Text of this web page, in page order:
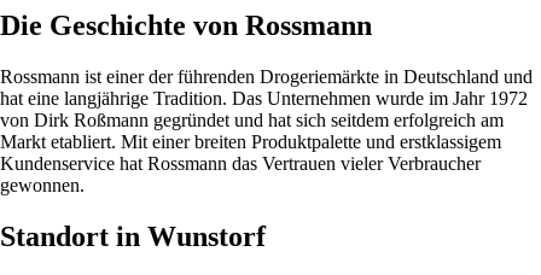
Die Geschichte von Rossmann
Rossmann ist einer der führenden Drogeriemärkte in Deutschland und
hat eine langjährige Tradition. Das Unternehmen wurde im Jahr 1972
von Dirk Roßmann gegründet und hat sich seitdem erfolgreich am
Markt etabliert. Mit einer breiten Produktpalette und erstklassigem
Kundenservice hat Rossmann das Vertrauen vieler Verbraucher
gewonnen.
Standort in Wunstorf